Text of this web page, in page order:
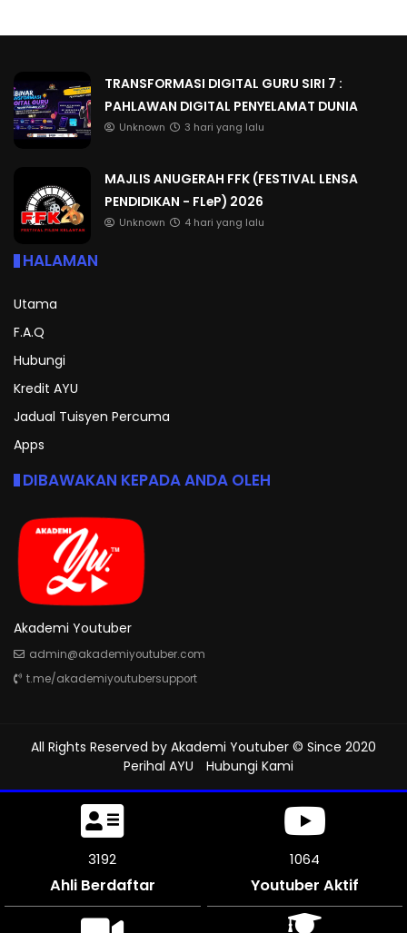
TRANSFORMASI DIGITAL GURU SIRI 7 :
PAHLAWAN DIGITAL PENYELAMAT DUNIA
Unknown 3 hari yang lalu
MAJLIS ANUGERAH FFK (FESTIVAL LENSA
PENDIDIKAN - FLeP) 2026
Unknown 4 hari yang lalu
HALAMAN
Utama
F.A.Q
Hubungi
Kredit AYU
Jadual Tuisyen Percuma
Apps
DIBAWAKAN KEPADA ANDA OLEH
Akademi Youtuber
admin@akademiyoutuber.com
t.me/akademiyoutubersupport
All Rights Reserved by Akademi Youtuber © Since 2020
Perihal AYU
Hubungi Kami
3636
Ahli Berdaftar
1211
Youtuber Aktif